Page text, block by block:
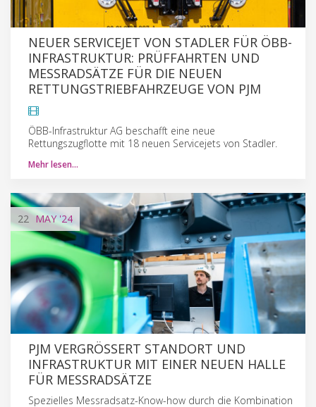
NEUER SERVICEJET VON STADLER FÜR ÖBB-
INFRASTRUKTUR: PRÜFFAHRTEN UND
MESSRADSÄTZE FÜR DIE NEUEN
RETTUNGSTRIEBFAHRZEUGE VON PJM
ÖBB-Infrastruktur AG beschafft eine neue
Rettungszugflotte mit 18 neuen Servicejets von Stadler.
Mehr lesen…
22 MAY'24
PJM VERGRÖSSERT STANDORT UND I
NFRASTRUKTUR MIT EINER NEUEN HALLE F
ÜR MESSRADSÄTZE
Spezielles Messradsatz-Know-how durch die Kombination